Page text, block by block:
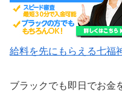
給料を先にもらえる七福
ブラックでも即日でお金